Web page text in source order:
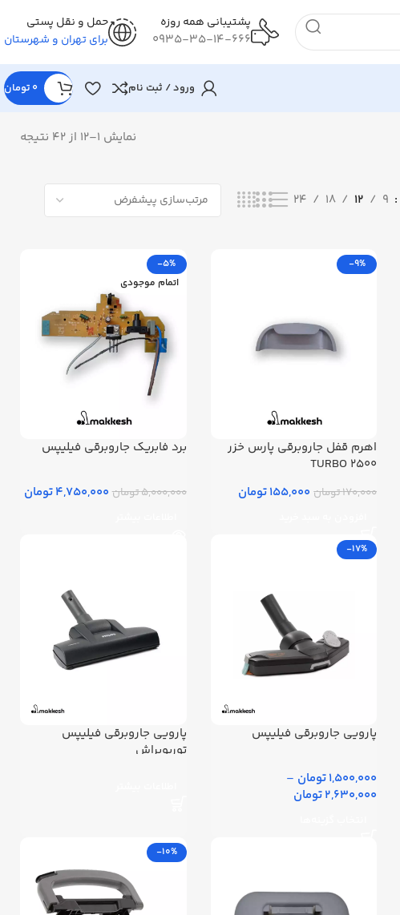
پشتیبانی همه روزه
0935-35-14-666
حمل و نقل پستی
برای تهران و شهرستان
ورود / ثبت نام 0 تومان
نمایش 1–12 از 42 نتیجه
9
12
18
24
-9%
اهرم قفل جاروبرقی پارس خزر
2500 TURBO
170,000 تومان 155,000 تومان
-5%
اتمام موجودی
برد فابریک جاروبرقی فیلیپس
5,000,000 تومان 4,750,000 تومان
-17%
پارویی جاروبرقی فیلیپس
1,500,000 تومان
–
2,630,000 تومان
پارویی جاروبرقی فیلیپس
توربوبراش
-10%